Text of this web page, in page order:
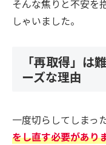
そんな焦りと不安を
しゃいました。
「再取得」は
ーズな理由
一度切らしてしまっ
をし直す必要があり